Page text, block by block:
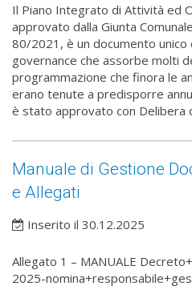
Il Piano Integrato di Attività ed
approvato dalla Giunta
80/2021, è un documento
governance che assorbe molti
programmazione che finora le
erano tenute a predisporre
è stato approvato con Delibera
Manuale di Gestione
e Allegati
Inserito il 30.12.2025
Allegato 1 – MANUALE
2025-